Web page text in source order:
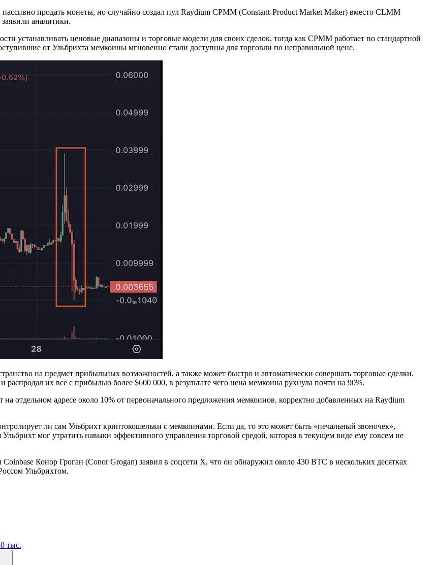
продать монеты, но случайно создал пул Raydium CPMM (Constant-Product Market Maker) вместо CLMM
аналитики.
устанавливать ценовые диапазоны и торговые модели для своих сделок, тогда как CPMM работает по стандартной
от Ульбрихта мемкоины мгновенно стали доступны для торговли по неправильной цене.
на предмет прибыльных возможностей, а также может быстро и автоматически совершать торговые сделки.
их все с прибылью более $600 000, в результате чего цена мемкоина рухнула почти на 90%.
отдельном адресе около 10% от первоначального предложения мемкоинов, корректно добавленных на Raydium
ли сам Ульбрихт криптокошельки с мемкоинами. Если да, то это может быть «печальный звоночек»,
мог утратить навыки эффективного управления торговой средой, которая в текущем виде ему совсем не
Конор Гроган (Conor Grogan) заявил в соцсети Х, что он обнаружил около 430 BTC в нескольких десятках
Ульбрихтом.
тыс.